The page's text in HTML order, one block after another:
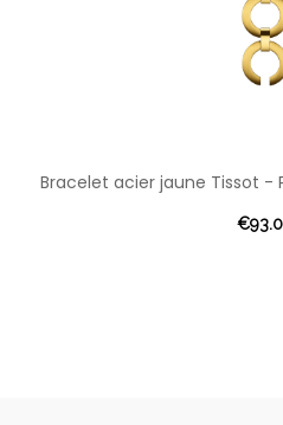
Bracelet acier jaune Tissot -